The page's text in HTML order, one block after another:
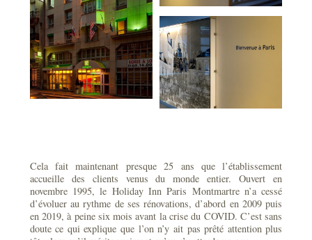
Cela fait maintenant presque 25 ans que l’établissement
accueille des clients venus du monde entier. Ouvert en
novembre 1995, le Holiday Inn Paris Montmartre n’a cessé
d’évoluer au rythme de ses rénovations, d’abord en 2009 puis
en 2019, à peine six mois avant la crise du COVID. C’est sans
doute ce qui explique que l’on n’y ait pas prêté attention plus